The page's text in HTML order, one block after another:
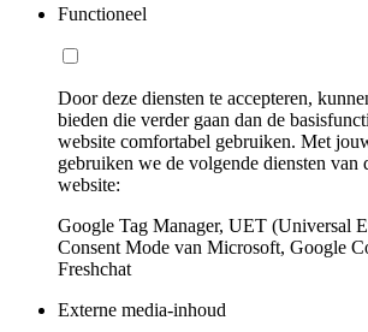
Functioneel
Door deze diensten te accepteren,
bieden die verder gaan dan de
website comfortabel gebruiken. Met
gebruiken we de volgende diensten van
website:
Google Tag Manager, UET (Universal
Consent Mode van Microsoft, Google
Freshchat
Externe media-inhoud